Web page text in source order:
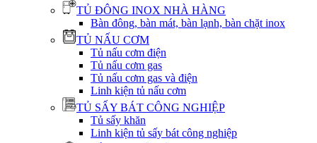
TỦ ĐÔNG INOX NHÀ HÀNG
Bàn đông, bàn mát, bàn lạnh, bàn chặt inox
TỦ NẤU CƠM
Tủ nấu cơm điện
Tủ nấu cơm gas
Tủ nấu cơm gas và điện
Linh kiện tủ nấu cơm
TỦ SẤY BÁT CÔNG NGHIỆP
Tủ sấy khăn
Linh kiện tủ sấy bát công nghiệp